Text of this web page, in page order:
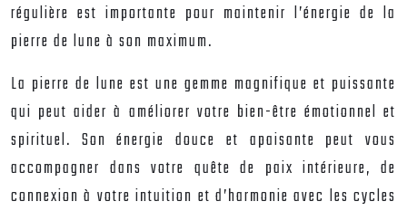
régulière est importante pour maintenir l’énergie de la
pierre de lune à son maximum.
La pierre de lune est une gemme magnifique et puissante
qui peut aider à améliorer votre bien-être émotionnel et
spirituel. Son énergie douce et apaisante peut vous
accompagner dans votre quête de paix intérieure, de
connexion à votre intuition et d’harmonie avec les cycles